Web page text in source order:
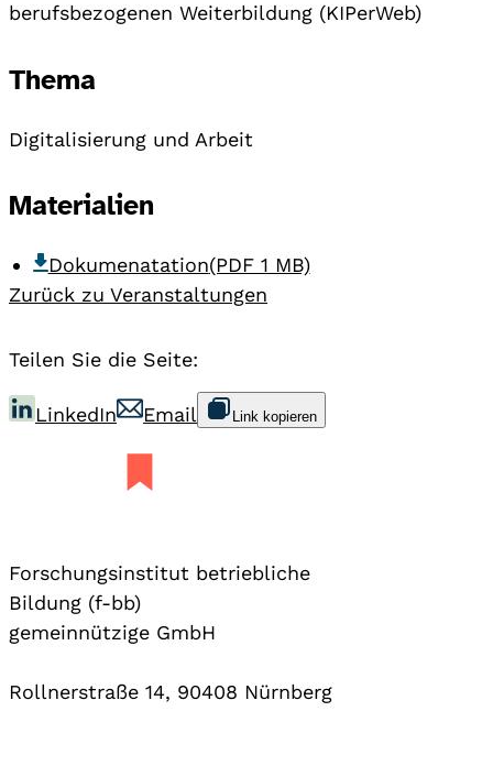
berufsbezogenen Weiterbildung (KIPerWeb)
Thema
Digitalisierung und Arbeit
Materialien
Dokumenatation(PDF 1 MB)
Zurück zu Veranstaltungen
Teilen Sie die Seite:
LinkedIn Email Link kopieren
Forschungsinstitut betriebliche
Bildung (f-bb)
gemeinnützige GmbH
Rollnerstraße 14, 90408 Nürnberg